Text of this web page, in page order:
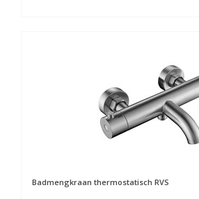
Badmengkraan thermostatisch RVS